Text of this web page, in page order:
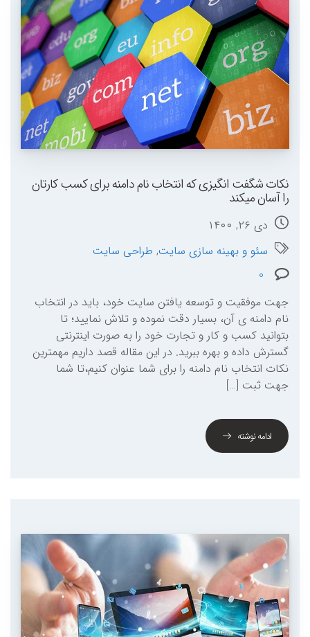
نکات شگفت انگیزی که انتخاب نام دامنه برای کسب کارتان
را آسان میکند
دی ۲۶, ۱۴۰۰
سئو و بهینه سازی سایت, طراحی سایت
جهت موفقیت و توسعه یافتن سایت خود، باید در انتخاب
نام دامنه ی آن، بسیار دقت نموده و تلاش نمایید؛ تا
بتوانید کسب و کار و تجارت خود را به صورت اینترنتی
گسترش داده و بهره ببرید. در این مقاله قصد داریم مهمترین
نکات انتخاب نام دامنه را برای شما عنوان کنیم،تا شما
جهت ثبت […]
ادامه نوشته